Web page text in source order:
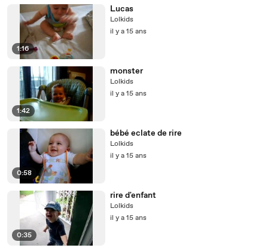
1:16
Lucas
Lolkids
il y a 15 ans
1:42
monster
Lolkids
il y a 15 ans
0:58
bébé eclate de rire
Lolkids
il y a 15 ans
0:35
rire d'enfant
Lolkids
il y a 15 ans